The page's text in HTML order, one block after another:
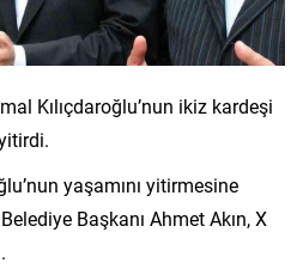
Kılıçdaroğlu’nun ikiz kardeşi
yaşamını yitirmesine
Başkanı Ahmet Akın, X